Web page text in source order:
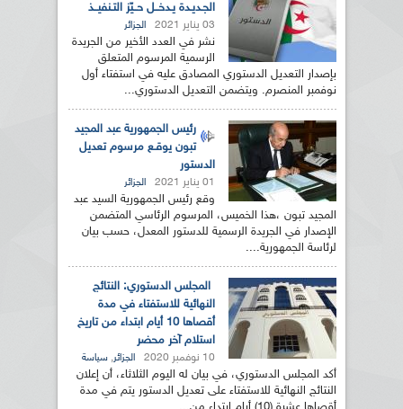
الجـديـدة يـدخــل حــيّز التـنفيــذ
03 يناير 2021 الجزائر
نشر في العدد الأخير من الجريدة
الرسمية المرسوم المتعلق
بإصدار التعديل الدستوري المصادق عليه في استفتاء أول
نوفمبر المنصرم. ويتضمن التعديل الدستوري...
رئيس الجمهورية عبد المجيد
تبون يوقـع مرسوم تعديل
الدستور
01 يناير 2021 الجزائر
وقع رئيس الجمهورية السيد عبد
المجيد تبون ،هذا الخميس، المرسوم الرئاسي المتضمن
الإصدار في الجريدة الرسمية للدستور المعدل، حسب بيان
لرئاسة الجمهورية....
المجلس الدستوري: النتائج
النهائية للاستفتاء في مدة
أقصاها 10 أيام ابتداء من تاريخ
استلام آخر محضر
10 نوفمبر 2020 الجزائر, سياسة
أكد المجلس الدستوري، في بيان له اليوم الثلاثاء، أن إعلان
النتائج النهائية للاستفتاء على تعديل الدستور يتم في مدة